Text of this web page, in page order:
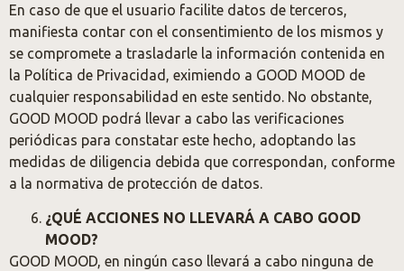
En caso de que el usuario facilite datos de terceros,
manifiesta contar con el consentimiento de los mismos y
se compromete a trasladarle la información contenida en
la Política de Privacidad, eximiendo a GOOD MOOD de
cualquier responsabilidad en este sentido. No obstante,
GOOD MOOD podrá llevar a cabo las verificaciones
periódicas para constatar este hecho, adoptando las
medidas de diligencia debida que correspondan, conforme
a la normativa de protección de datos.
¿QUÉ ACCIONES NO LLEVARÁ A CABO GOOD
MOOD?
GOOD MOOD, en ningún caso llevará a cabo ninguna de